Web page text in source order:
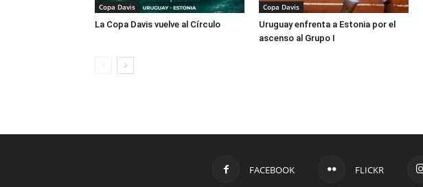
Copa Davis
La Copa Davis vuelve al Círculo
Copa Davis
Uruguay enfrenta a Estonia por el
ascenso al Grupo I
FACEBOOK FLICKR